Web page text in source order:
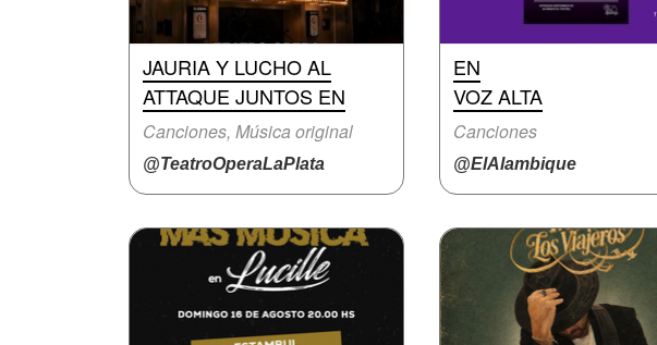
JAURIA Y LUCHO AL
ATTAQUE JUNTOS EN
Canciones, Música original
@TeatroOperaLaPlata
EN
VOZ ALTA
Canciones
@ElAlambique